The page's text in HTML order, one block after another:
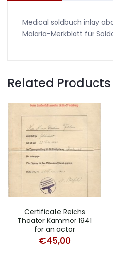
Medical soldbuch inlay
Malaria-Merkblatt für
Related Products
Certificate Reichs
Theater Kammer 1941
for an actor
€45,00